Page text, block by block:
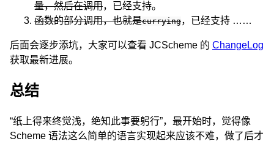
量，然后在调用，已经支持。
函数的部分调用，也就是currying，已经支持 ……
后面会逐步添坑，大家可以查看 JCScheme 的 ChangeLog
获取最新进展。
总结
“纸上得来终觉浅，绝知此事要躬行”，最开始时，觉得像
Scheme 语法这么简单的语言实现起来应该不难，做了后才